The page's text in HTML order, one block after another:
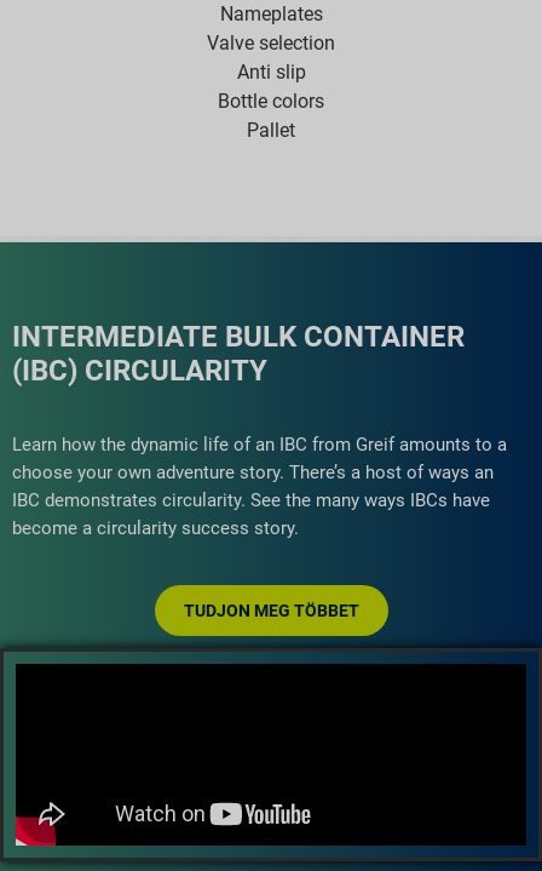
Nameplates
Valve selection
Anti slip
Bottle colors
Pallet
INTERMEDIATE BULK CONTAINER
(IBC) CIRCULARITY
Learn how the dynamic life of an IBC from Greif amounts to a
choose your own adventure story. There’s a host of ways an
IBC demonstrates circularity. See the many ways IBCs have
become a circularity success story.
TUDJON MEG TÖBBET